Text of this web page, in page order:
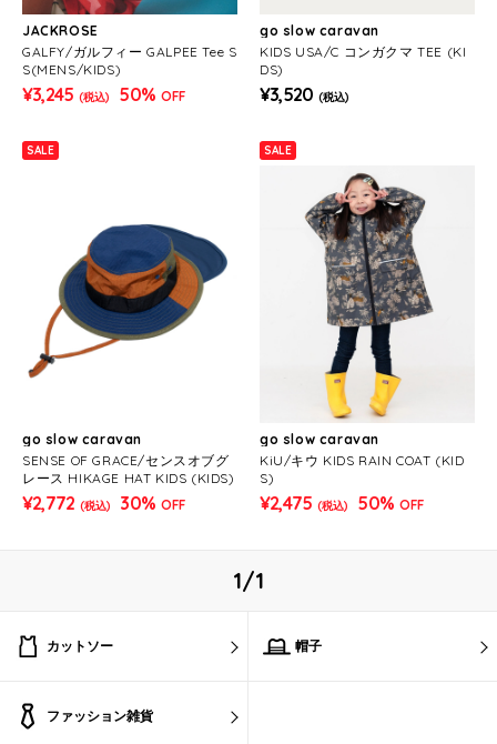
JACKROSE
GALFY/ガルフィー GALPEE Tee S
S(MENS/KIDS)
¥3,245 (税込) 50% OFF
go slow caravan
KIDS USA/C コンガクマ TEE (KI
DS)
¥3,520 (税込)
SALE
go slow caravan
SENSE OF GRACE/センスオブグ
レース HIKAGE HAT KIDS (KIDS)
¥2,772 (税込) 30% OFF
SALE
go slow caravan
KiU/キウ KIDS RAIN COAT (KID
S)
¥2,475 (税込) 50% OFF
1/1
カットソー 帽子
ファッション雑貨